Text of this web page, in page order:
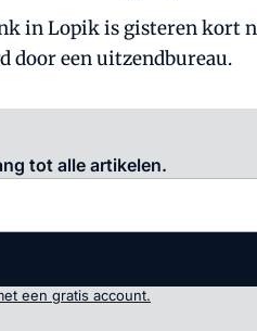
in Lopik is gisteren kort
door een uitzendbureau.
tot alle artikelen.
een gratis account.